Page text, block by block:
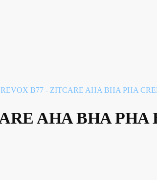
REVOX B77 - ZITCARE AHA BHA PHA
AHA BHA